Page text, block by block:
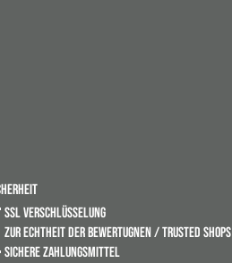
VERSCHLÜSSELUNG
ECHTHEIT DER BEWERTUGNEN / TRUSTED SHOPS
ZAHLUNGSMITTEL